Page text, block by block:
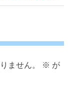
ません。 ※ が